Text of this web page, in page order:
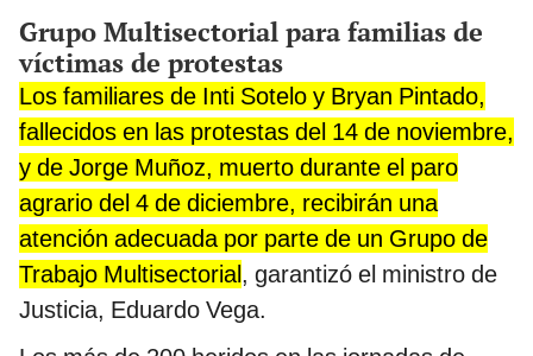
Grupo Multisectorial para familias de
víctimas de protestas
Los familiares de Inti Sotelo y Bryan Pintado,
fallecidos en las protestas del 14 de noviembre,
y de Jorge Muñoz, muerto durante el paro
agrario del 4 de diciembre, recibirán una
atención adecuada por parte de un Grupo de
Trabajo Multisectorial, garantizó el ministro de
Justicia, Eduardo Vega.